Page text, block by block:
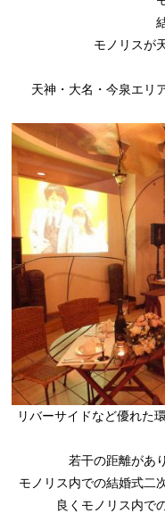
モノリスが
天神・大名・今泉エリ
リバーサイドなど優れた
若干の距離があ
モノリス内での結婚式二
良くモノリス内で